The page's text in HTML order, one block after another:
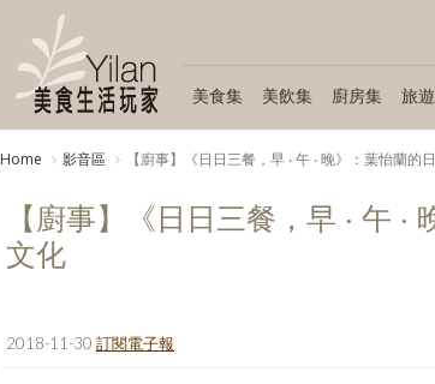
美食集 美飲集 廚房集 旅
Home 影音區 【廚事】《日日三餐，早 ‧ 午 ‧ 晚》：葉怡蘭的
【廚事】《日日三餐，早 ‧ 午
文化
2018-11-30 訂閱電子報